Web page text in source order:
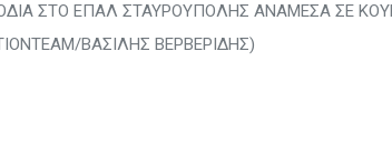
ΣΤΟ ΕΠΑΛ ΣΤΑΥΡΟΥΠΟΛΗΣ ΑΝΑΜΕΣΑ ΣΕ
ΒΑΣΙΛΗΣ ΒΕΡΒΕΡΙΔΗΣ)